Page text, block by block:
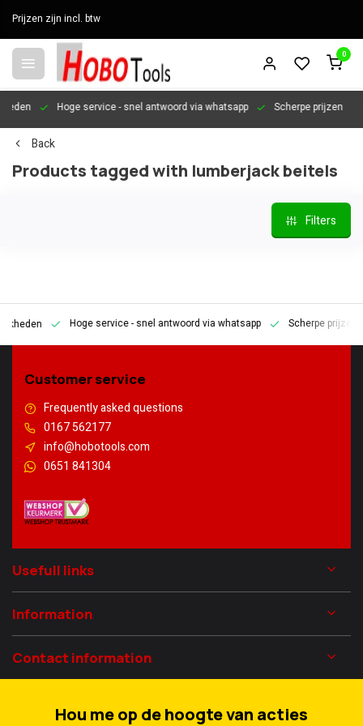
Prijzen zijn incl. btw
0
Hoge service- snel antwoord via whatsapp Scherpe prijzen
Back
Products tagged with lumberjack beitels
Filters
Hoge service- snel antwoord via whatsapp Scherpe prijzen
Customer service
Frequently asked questions
0167 562177
info@hobotools.com
0651 841304
Usefull links
Information
Contact information
Hou me op de hoogte van acties